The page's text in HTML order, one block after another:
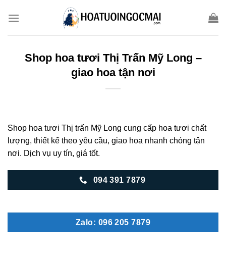
Shop hoa tươi Thị Trấn Mỹ Long –
giao hoa tận nơi
Shop hoa tươi Thị trấn Mỹ Long cung cấp hoa tươi chất
lượng, thiết kế theo yêu cầu, giao hoa nhanh chóng tận
nơi. Dịch vụ uy tín, giá tốt.
094 391 7879
Zalo: 096 205 7879